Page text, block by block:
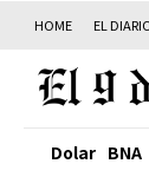
HOME EL
Dolar BNA